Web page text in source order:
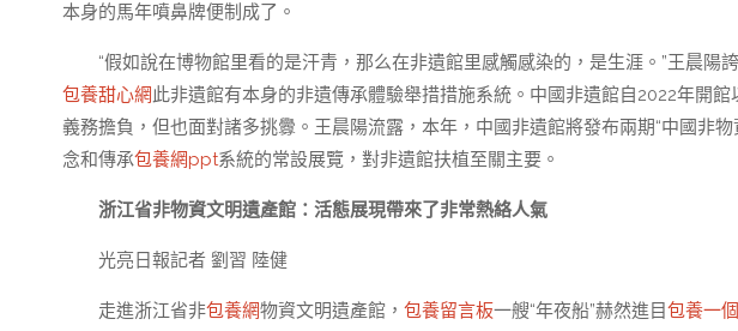
本身的馬年噴鼻牌便制成了。
“假如說在博物館里看的是汗青，那么在非遺館里感觸感染的，是生涯。”王晨陽
包養甜心網 此非遺館有本身的非遺傳承體驗舉措措施系統。中國非遺館自2022年開
義務擔負，但也面對諸多挑釁。王晨陽流露，本年，中國非遺館將發布兩期“中國非
念和傳承包養網ppt系統的常設展覽，對非遺館扶植至關主要。
浙江省非物資文明遺產館：活態展現帶來了非常熱絡人氣
光亮日報記者 劉習 陸健
走進浙江省非包養網物資文明遺產館， 包養留言板一艘“年夜船”赫然進目包養一